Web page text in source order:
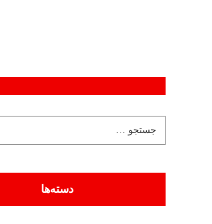
دسته‌ها